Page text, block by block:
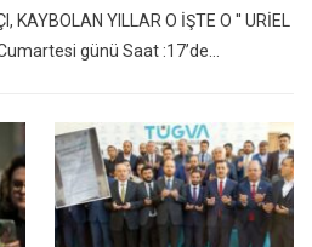
KAYBOLAN YILLAR O İŞTE O '' URİEL
günü Saat :17’de…